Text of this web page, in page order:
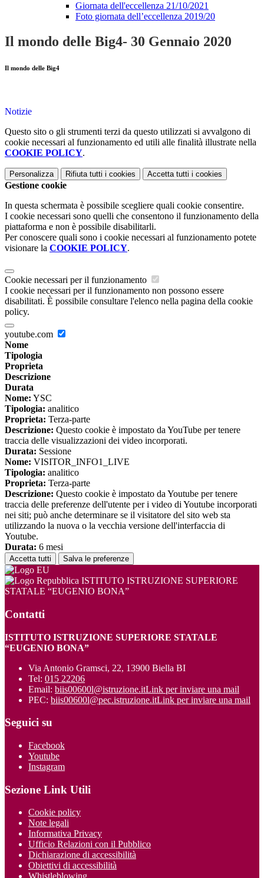
Giornata dell'eccellenza 21/10/2021
Foto giornata dell’eccellenza 2019/20
Il mondo delle Big4- 30 Gennaio 2020
Il mondo delle Big4
Notizie
Questo sito o gli strumenti terzi da questo utilizzati si avvalgono di
cookie necessari al funzionamento ed utili alle finalità illustrate nella
COOKIE POLICY.
Personalizza Rifiuta tutti i cookies Accetta tutti i cookies
Gestione cookie
In questa schermata è possibile scegliere quali cookie consentire.
I cookie necessari sono quelli che consentono il funzionamento della
piattaforma e non è possibile disabilitarli.
Per conoscere quali sono i cookie necessari al funzionamento potete
visionare la COOKIE POLICY.
Cookie necessari per il funzionamento
I cookie necessari per il funzionamento non possono essere
disabilitati. È possibile consultare l'elenco nella pagina della cookie
policy.
youtube.com
Nome
Tipologia
Proprieta
Descrizione
Durata
Nome: YSC
Tipologia: analitico
Proprieta: Terza-parte
Descrizione: Questo cookie è impostato da YouTube per tenere
traccia delle visualizzazioni dei video incorporati.
Durata: Sessione
Nome: VISITOR_INFO1_LIVE
Tipologia: analitico
Proprieta: Terza-parte
Descrizione: Questo cookie è impostato da Youtube per tenere
traccia delle preferenze dell'utente per i video di Youtube incorporati
nei siti; può anche determinare se il visitatore del sito web sta
utilizzando la nuova o la vecchia versione dell'interfaccia di
Youtube.
Durata: 6 mesi
Accetta tutti Salva le preferenze
ISTITUTO ISTRUZIONE SUPERIORE
STATALE “EUGENIO BONA”
Contatti
ISTITUTO ISTRUZIONE SUPERIORE STATALE
“EUGENIO BONA”
Via Antonio Gramsci, 22, 13900 Biella BI
Tel: 015 22206
Email: biis00600l@istruzione.itLink per inviare una mail
PEC: biis00600l@pec.istruzione.itLink per inviare una mail
Seguici su
Facebook
Youtube
Instagram
Sezione Link Utili
Cookie policy
Note legali
Informativa Privacy
Ufficio Relazioni con il Pubblico
Dichiarazione di accessibilità
Obiettivi di accessibilità